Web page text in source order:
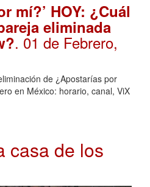
mí?’ HOY: ¿Cuál
eliminada
. 01 de Febrero,
de ¿Apostarías por
en México: horario, canal, ViX
casa de los